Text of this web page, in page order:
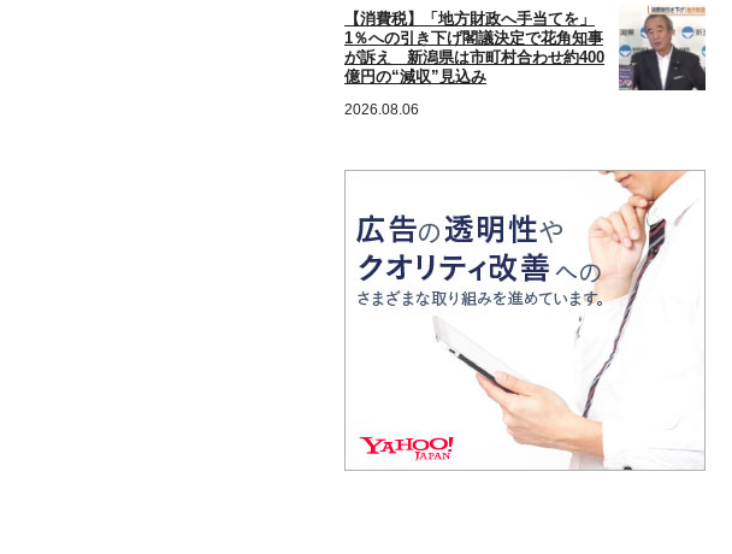
【消費税】「地方財政へ手当てを」
1％への引き下げ閣議決定で花角知事
が訴え 新潟県は市町村合わせ約400
億円の“減収”見込み
2026.08.06